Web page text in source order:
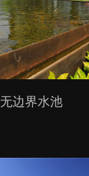
无边界水池